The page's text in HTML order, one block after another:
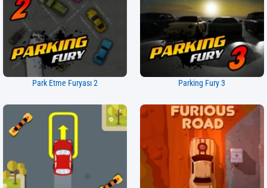
Park Etme Furyası 2 Parking Fury 3